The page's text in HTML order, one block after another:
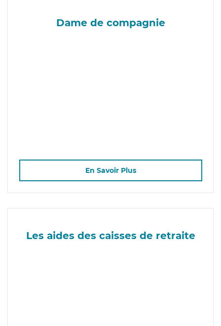
Dame de compagnie
En Savoir Plus
Les aides des caisses de retraite